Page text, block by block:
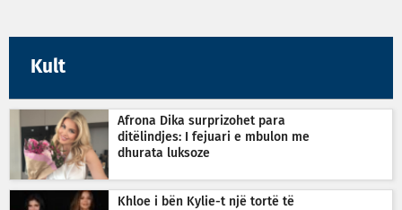
Kult
Afrona Dika surprizohet para
ditëlindjes: I fejuari e mbulon me
dhurata luksoze
Khloe i bën Kylie-t një tortë të